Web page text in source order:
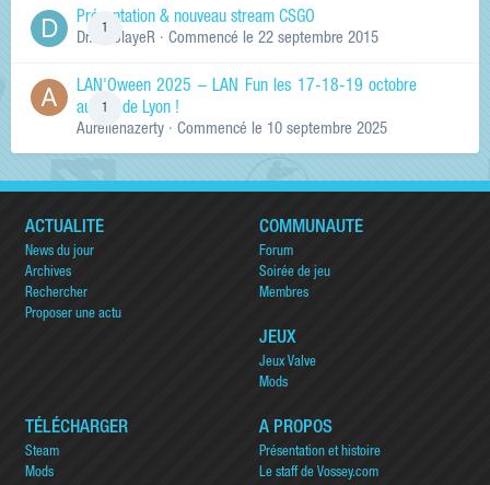
Présentation & nouveau stream CSGO
Dr.KinSlayeR · Commencé le 22 septembre 2015
LAN'Oween 2025 – LAN Fun les 17-18-19 octobre
au sud de Lyon !
Aurelienazerty · Commencé le 10 septembre 2025
ACTUALITÉ
News du jour
Archives
Rechercher
Proposer une actu
COMMUNAUTÉ
Forum
Soirée de jeu
Membres
JEUX
Jeux Valve
Mods
TÉLÉCHARGER
Steam
Mods
A PROPOS
Présentation et histoire
Le staff de Vossey.com